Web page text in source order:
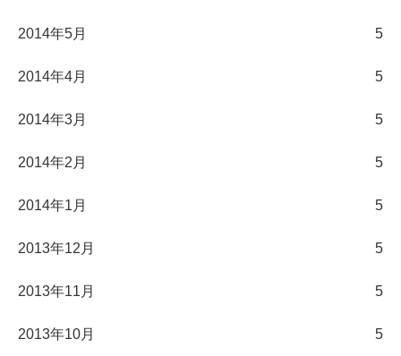
2014年5月 5
2014年4月 5
2014年3月 5
2014年2月 5
2014年1月 5
2013年12月 5
2013年11月 5
2013年10月 5